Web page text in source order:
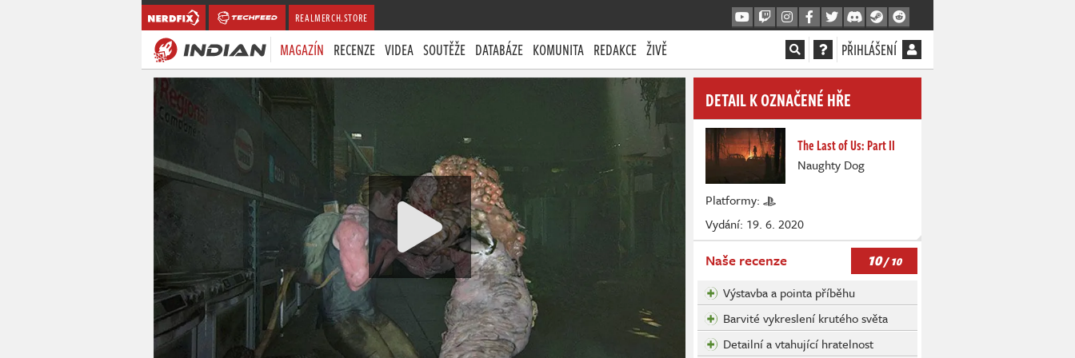
REALMERCH.STORE
MAGAZÍN RECENZE VIDEA SOUTĚŽE DATABÁZE KOMUNITA REDAKCE ŽIVĚ PŘIHLÁŠENÍ
DETAIL K OZNAČENÉ HŘE
The Last of Us: Part II
Naughty Dog
Platformy:
Vydání: 19. 6. 2020
Naše recenze 10/ 10
Výstavba a pointa příběhu
Barvité vykreslení krutého světa
Detailní a vtahující hratelnost